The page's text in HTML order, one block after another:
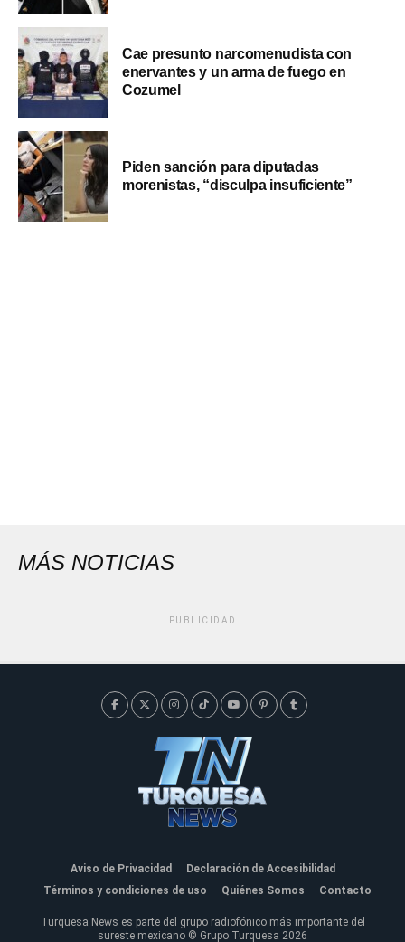
Cae presunto narcomenudista con
enervantes y un arma de fuego en
Cozumel
Piden sanción para diputadas
morenistas, “disculpa insuficiente”
MÁS NOTICIAS
PUBLICIDAD
Aviso de Privacidad
Declaración de Accesibilidad
Términos y condiciones de uso
Quiénes Somos Contacto
Turquesa News es parte del grupo radiofónico más importante del
sureste mexicano © Grupo Turquesa 2026